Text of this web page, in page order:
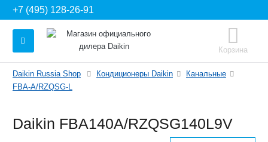
+7 (495) 128-26-91
Корзина
Daikin Russia Shop Кондиционеры Daikin
Канальные
FBA-A/RZQSG-L
Daikin FBA140A/RZQSG140L9V